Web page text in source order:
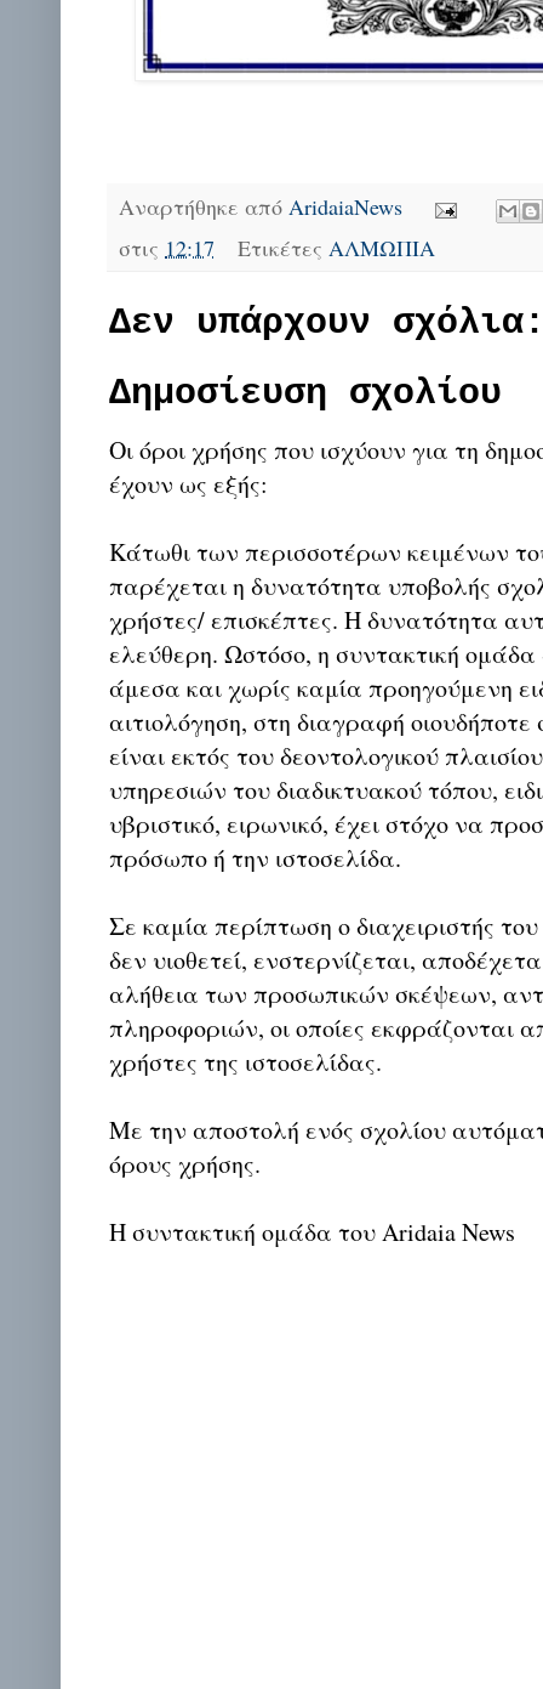
Αναρτήθηκε από AridaiaNews
στις 12:17 ΕτικέτεςΑΛΜΩΠΙΑ
Δεν υπάρχουν
Δημοσίευση σχολίου
Οι όροι χρήσης που ισχύουν για τη
έχουν ως εξής:
Κάτωθι των περισσοτέρων κειμένων
παρέχεται η δυνατότητα υποβολής
χρήστες/ επισκέπτες. Η δυνατότητα
ελεύθερη. Ωστόσο, η συντακτική
άμεσα και χωρίς καμία προηγούμενη
αιτιολόγηση, στη διαγραφή οιουδήποτε
είναι εκτός του δεοντολογικού
υπηρεσιών του διαδικτυακού τόπου,
υβριστικό, ειρωνικό, έχει στόχο να
πρόσωπο ή την ιστοσελίδα.
Σε καμία περίπτωση ο διαχειριστής
δεν υιοθετεί, ενστερνίζεται,
αλήθεια των προσωπικών σκέψεων,
πληροφοριών, οι οποίες εκφράζονται
χρήστες της ιστοσελίδας.
Με την αποστολή ενός σχολίου
όρους χρήσης.
Η συντακτική ομάδα του Aridaia News